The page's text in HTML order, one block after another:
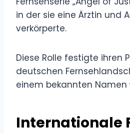
in der sie eine Ärztin und
verkörperte.
Diese Rolle festigte ihren
deutschen
einem bekannten Namen
Internationale